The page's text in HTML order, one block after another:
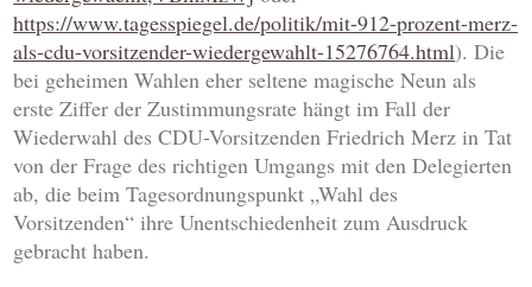
https://www.tagesspiegel.de/politik/mit-912-prozent-merz-
als-cdu-vorsitzender-wiedergewahlt-15276764.html). Die
bei geheimen Wahlen eher seltene magische Neun als
erste Ziffer der Zustimmungsrate hängt im Fall der
Wiederwahl des CDU-Vorsitzenden Friedrich Merz in Tat
von der Frage des richtigen Umgangs mit den Delegierten
ab, die beim Tagesordnungspunkt „Wahl des
Vorsitzenden“ ihre Unentschiedenheit zum Ausdruck
gebracht haben.